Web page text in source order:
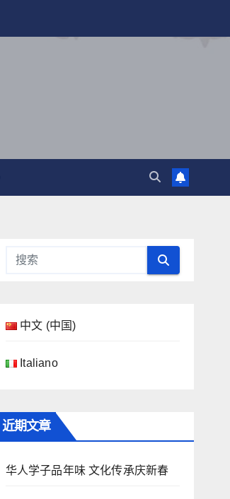
中文 (中国)
Italiano
近期文章
华人学子品年味 文化传承庆新春